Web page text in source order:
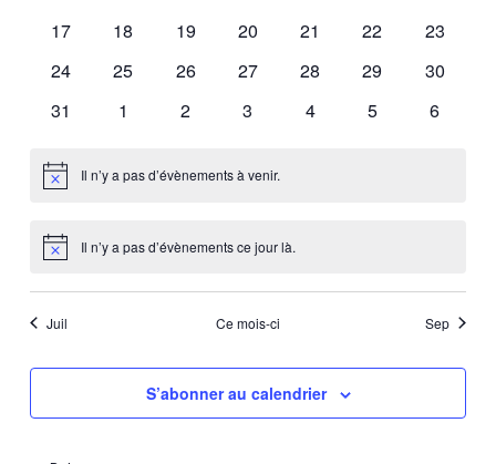
0
17
0
18
0
19
0
20
0
21
0
22
0
23
0
24
0
25
0
26
0
27
0
28
0
29
0
30
0
31
0
1
0
2
0
3
0
4
0
5
0
6
Notice Il n’y a pas d’évènements à venir.
Notice Il n’y a pas d’évènements ce jour là.
Juil Ce mois-ci Sep
S’abonner au calendrier